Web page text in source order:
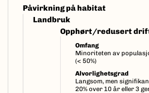
Påvirkning på habitat
Landbruk
Opphørt/redusert
Omfang
Minoriteten av
(< 50%)
Alvorlighetsgrad
Langsom, men
20% over 10 år eller 3